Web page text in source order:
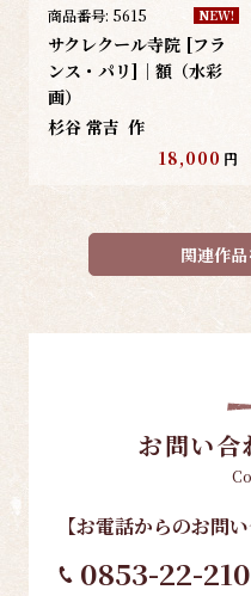
商品番号: 5615 NEW!
サクレクール寺院 [フラ
ンス・パリ]｜額（水彩
画）
杉谷 常吉 作
18,000 円
関連作
お問い合
【お電話からのお問
0853-22-